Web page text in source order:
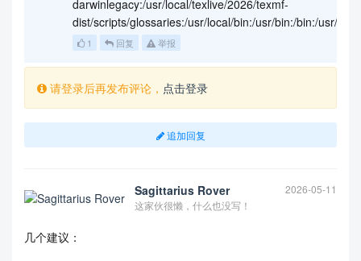
darwinlegacy:/usr/local/texlive/2026/texmf-
dist/scripts/glossaries:/usr/local/bin:/usr/bin:/bin:/usr/
1 回复 举报
请登录后再发布评论， 点击登录
追加回复
Sagittarius Rover
2026-05-11
这家伙很懒，什么也没写！
几个建议：